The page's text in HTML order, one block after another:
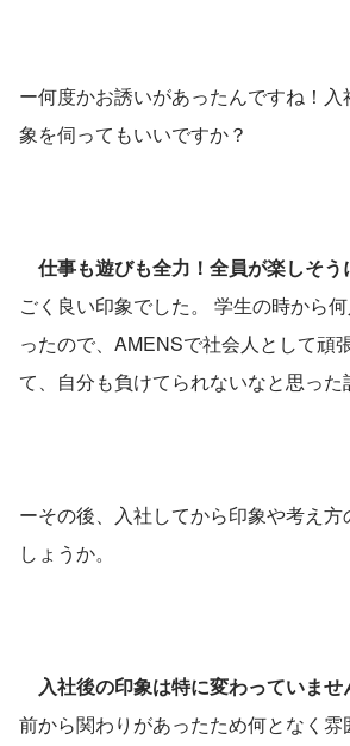
ー何度かお誘いがあったんですね！
象を伺ってもいいですか？
仕事も遊びも全力！全員が楽しそう
ごく良い印象でした。 学生の時から
ったので、AMENSで社会人として頑
て、自分も負けてられないなと思った
ーその後、入社してから印象や考え
しょうか。
入社後の印象は特に変わっていませ
前から関わりがあったため何となく